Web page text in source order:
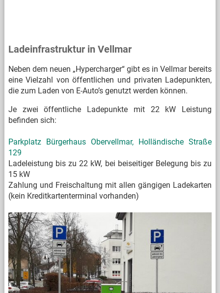
Ladeinfrastruktur in Vellmar
Neben dem neuen „Hypercharger“ gibt es in Vellmar bereits
eine Vielzahl von öffentlichen und privaten Ladepunkten,
die zum Laden von E-Auto’s genutzt werden können.
Je zwei öffentliche Ladepunkte mit 22 kW Leistung
befinden sich:
Parkplatz Bürgerhaus Obervellmar, Holländische Straße
129
Ladeleistung bis zu 22 kW, bei beiseitiger Belegung bis zu
15 kW
Zahlung und Freischaltung mit allen gängigen Ladekarten
(kein Kreditkartenterminal vorhanden)